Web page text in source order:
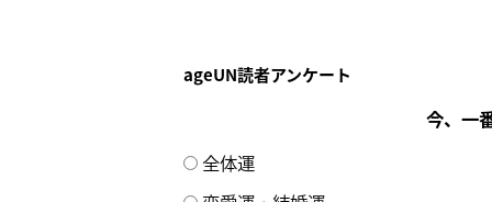
ageUN読者アンケート
今、一
全体運